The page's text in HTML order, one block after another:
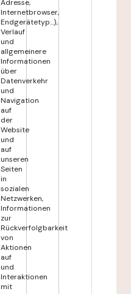
Adresse,
Internetbrowser,
Endgerätetyp...),
Verlauf
und
allgemeinere
Informationen
über
Datenverkehr
und
Navigation
auf
der
Website
und
auf
unseren
Seiten
in
sozialen
Netzwerken,
Informationen
zur
Rückverfolgbarkeit
von
Aktionen
auf
und
Interaktionen
mit